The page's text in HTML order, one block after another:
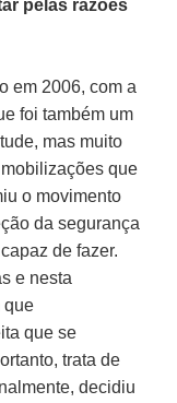
pelas razões
em 2006, com a
foi também um
mas muito
que
o movimento
da segurança
de fazer.
e nesta
que
que se
trata de
decidiu